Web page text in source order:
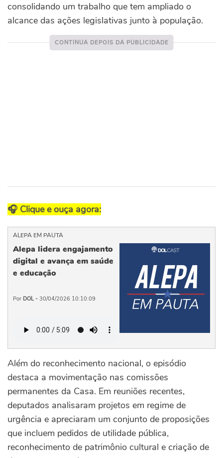
consolidando um trabalho que tem ampliado o
alcance das ações legislativas junto à população.
🎧 Clique e ouça agora:
ALEPA EM PAUTA
Alepa lidera engajamento
digital e avança em saúde
e educação
Por DOL - 30/04/2026 10:10:09
Além do reconhecimento nacional, o episódio
destaca a movimentação nas comissões
permanentes da Casa. Em reuniões recentes,
deputados analisaram projetos em regime de
urgência e apreciaram um conjunto de proposições
que incluem pedidos de utilidade pública,
reconhecimento de patrimônio cultural e criação de